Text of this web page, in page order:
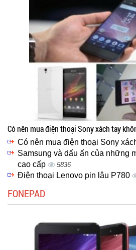
Có nên mua điện thoại Sony xách tay
Có nên mua điện thoại Sony
Samsung và dấu ấn của những
cao cấp
5836
Điện thoại Lenovo pin lâu P780
FONEPAD